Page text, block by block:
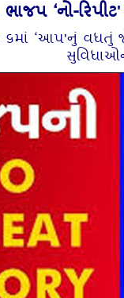
ભાજપ ‘નો-
૬માં ‘આપ'નું વધતું